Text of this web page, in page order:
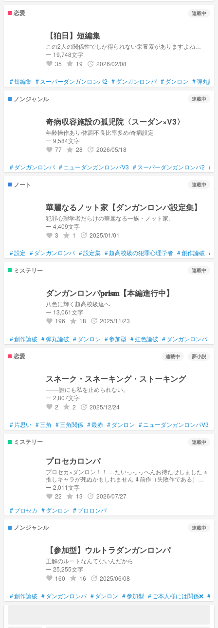
恋愛 連載中
【狛日】短編集
この2人の関係性でしか得られない栄養素がありますよね…
ー 19,748文字
favorite 35 grade 19 update 2026/02/08
#短編集 # スーパーダンガンロンパ2 #ダンガンロンパ #ダンロン #弾丸論
ノンジャンル 連載中
奇病収容施設の孤児院〈スーダン×V3〉
年齢操作あり/体調不良比率多め/奇病設定
ー 9,584文字
favorite 77 grade 28 update 2026/05/18
#ダンガンロンパ # ニューダンガンロンパV3 # スーパーダンガンロンパ2 #
ノート 連載中
華麗なるノット家【ダンガンロンパ設定集】
犯罪心理学者だらけの華麗なる一族・ノット家。
ー 4,409文字
favorite 3 grade 1 update 2025/01/01
#設定 #ダンガンロンパ #設定集 #超高校級の犯罪心理学者 #創作論破 #
ミステリー 連載中
ダンガンロンパ𝐩𝐫𝐢𝐬𝐦【本編進行中】
八色に輝く超高校級達へ
ー 13,061文字
favorite 196 grade 18 update 2025/11/23
#創作論破 #弾丸論破 #ダンロン #参加型 #虹色論破 #ダンガンロンパ
恋愛 連載中 夢小説
スネーク・スネーキング・ストーキング
───誰にも私を止められない。
ー 2,807文字
favorite 2 grade 2 update 2025/12/24
# 片思い #三角 #三角関係 #最赤 #ダンロン # ニューダンガンロンパV3
ミステリー 連載中
プロセカロンパ
プロセカ×ダンロン！！ …たいっっっへんお待たせしました ※
推しキャラが死ぬかもしれません ⬇前作（失敗作である）
https://novel.prcm.jp/novel/tnqP1j2yCz0JgmnuoUPO
ー 2,011文字
favorite 22 grade 13 update 2026/07/27
#プロセカ #ダンロン #プロロンパ
ノンジャンル 連載中
【参加型】ウルトラダンガンロンパ
正解のルートなんてないんだから
ー 25,255文字
favorite 160 grade 16 update 2025/06/08
#創作論破 #ダンガンロンパ #ダンロン #参加型 # ご本人様には関係❌ #